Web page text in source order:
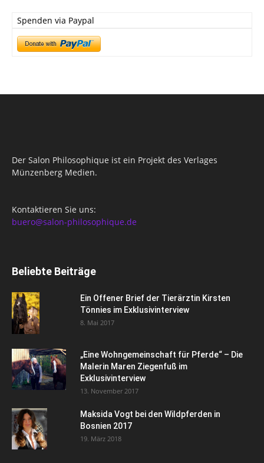
Spenden via Paypal
Der Salon Philosophique ist ein Projekt des Verlages
Münzenberg Medien.
Kontaktieren Sie uns:
buero@salon-philosophique.de
Beliebte Beiträge
Ein Offener Brief der Tierärztin Kirsten
Tönnies im Exklusivinterview
8. Mai 2017
„Eine Wohngemeinschaft für Pferde“ – Die
Malerin Maren Ziegenfuß im
Exklusivinterview
13. November 2017
Maksida Vogt bei den Wildpferden in
Bosnien 2017
19. März 2018